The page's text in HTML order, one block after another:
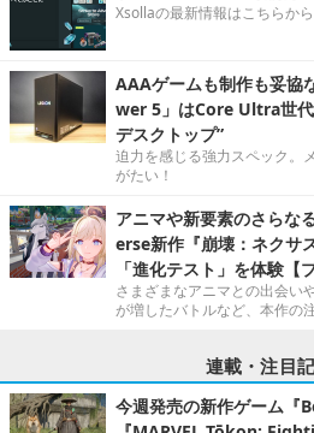
Xsollaの最新情報はこちらから
AAAゲームも制作も妥
wer 5」はCore Ultra世
デスクトップ”
迫力を感じる強力スペック。
がたい！
アニマや新要素のさらな
erse新作『崩壊：ネクサ
「進化テスト」を体験【
さまざまなアニマとの出会い
が増したバトルなど、本作の
連載・注目
今週発売の新作ゲーム『